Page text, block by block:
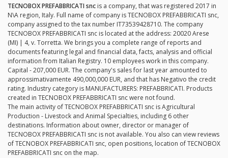
TECNOBOX PREFABBRICATI snc is a company, that was registered 2017 in
N\A region, Italy. Full name of company is TECNOBOX PREFABBRICATI snc,
company assigned to the tax number IT73539428710. The company
TECNOBOX PREFABBRICATI snc is located at the address: 20020 Arese
(MI) | 4, v. Torretta. We brings you a complete range of reports and
documents featuring legal and financial data, facts, analysis and official
information from Italian Registry. 10 employees work in this company.
Capital - 207,000 EUR. The company's sales for last year amounted to
approssimativamente 490,000,000 EUR, and that has Negativo the credit
rating. Industry category is MANUFACTURERS: PREFABBRICATI. Products
created in TECNOBOX PREFABBRICATI snc were not found.
The main activity of TECNOBOX PREFABBRICATI snc is Agricultural
Production - Livestock and Animal Specialties, including 6 other
destinations. Information about owner, director or manager of
TECNOBOX PREFABBRICATI snc is not available. You also can view reviews
of TECNOBOX PREFABBRICATI snc, open positions, location of TECNOBOX
PREFABBRICATI snc on the map.